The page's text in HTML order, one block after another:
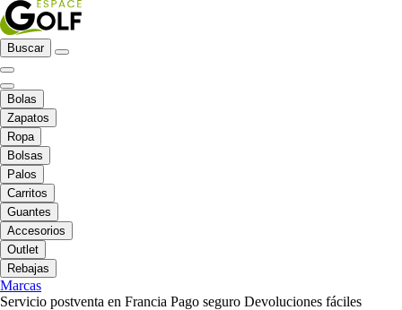
Buscar
Bolas
Zapatos
Ropa
Bolsas
Palos
Carritos
Guantes
Accesorios
Outlet
Rebajas
Marcas
Servicio postventa en Francia Pago seguro Devoluciones fáciles